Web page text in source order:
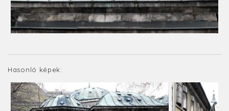
Hasonló képek: